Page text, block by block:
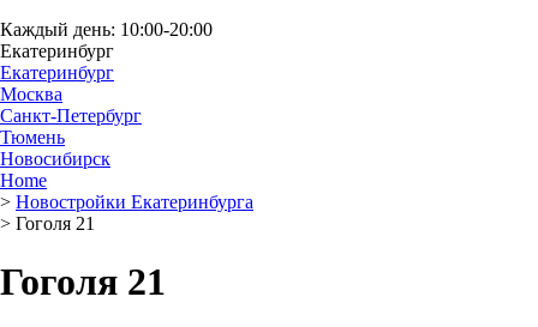
Каждый день: 10:00-20:00
Екатеринбург
Екатеринбург
Москва
Санкт-Петербург
Тюмень
Новосибирск
Home
> Новостройки Екатеринбурга
> Гоголя 21
Гоголя 21